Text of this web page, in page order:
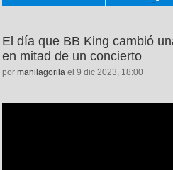
El día que BB King cambió
en mitad de un concierto
por manilagorila el 9 dic 2023, 18:00